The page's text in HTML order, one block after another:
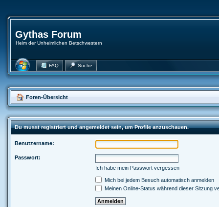
Gythas Forum
Heim der Unheimlichen Betschwestern
FAQ Suche
Foren-Übersicht
Du musst registriert und angemeldet sein, um Profile anzuschauen.
Benutzername:
Passwort:
Ich habe mein Passwort vergessen
Mich bei jedem Besuch automatisch anmelden
Meinen Online-Status während dieser Sitzung